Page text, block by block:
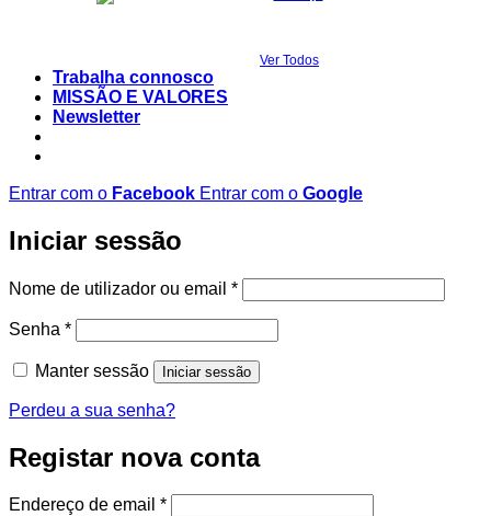
Ver Todos
Trabalha connosco
MISSÃO E VALORES
Newsletter
Entrar com o Facebook Entrar com o Google
Iniciar sessão
Nome de utilizador ou email *Obrigatório
Senha *Obrigatório
Manter sessão Iniciar sessão
Perdeu a sua senha?
Registar nova conta
Endereço de email *Obrigatório